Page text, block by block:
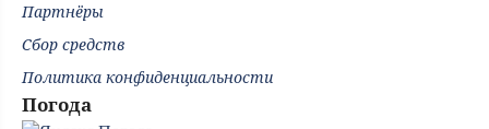
Партнёры
Сбор средств
Политика конфиденциальности
Погода